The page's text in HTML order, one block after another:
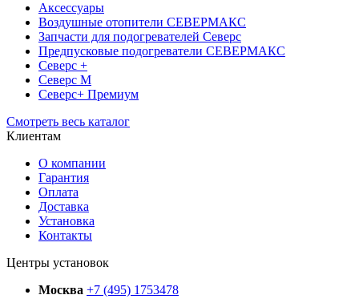
Аксессуары
Воздушные отопители СЕВЕРМАКС
Запчасти для подогревателей Северс
Предпусковые подогреватели СЕВЕРМАКС
Северс +
Северс М
Северс+ Премиум
Смотреть весь каталог
Клиентам
О компании
Гарантия
Оплата
Доставка
Установка
Контакты
Центры установок
Москва +7 (495) 1753478